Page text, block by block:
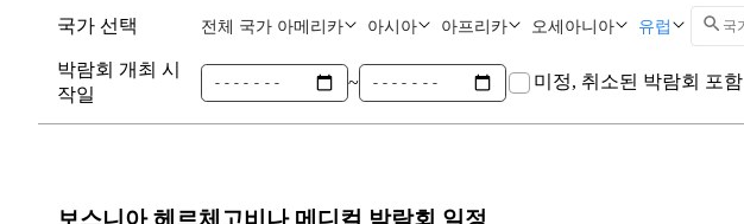
국가 선택 전체 국가 아메리카 아시아 아프리카 오세아니아 유럽
박람회 개최 시
작일
~ 미정, 취소된 박람회 포함
보스니아 헤르체고비나 메디컬 박람회 일정